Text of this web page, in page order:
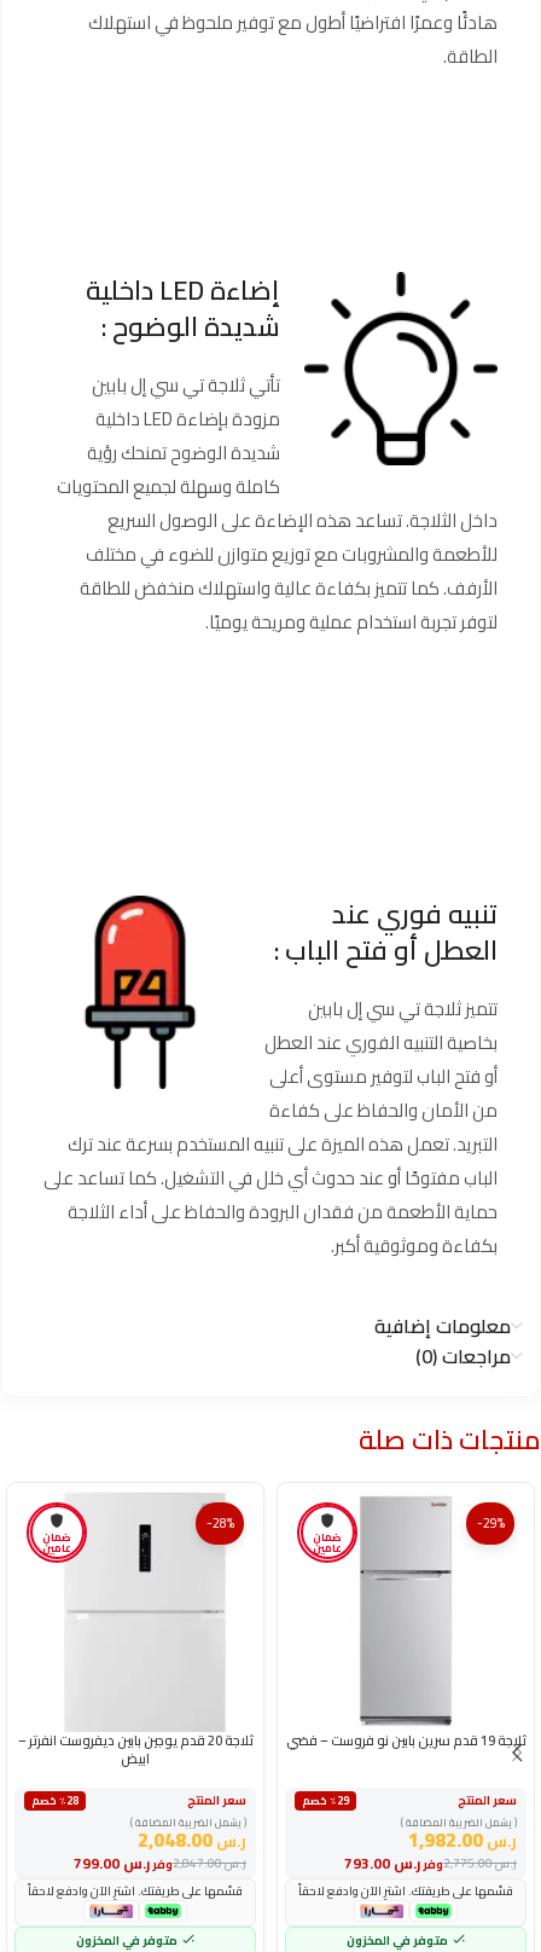
هادئًا وعمرًا افتراضيًا أطول مع توفير ملحوظ في استهلاك
الطاقة.
إضاءة LED داخلية
شديدة الوضوح :
تأتي ثلاجة تي سي إل بابين
مزودة بإضاءة LED داخلية
شديدة الوضوح تمنحك رؤية
كاملة وسهلة لجميع المحتويات
داخل الثلاجة. تساعد هذه الإضاءة على الوصول السريع
للأطعمة والمشروبات مع توزيع متوازن للضوء في مختلف
الأرفف. كما تتميز بكفاءة عالية واستهلاك منخفض للطاقة
لتوفر تجربة استخدام عملية ومريحة يوميًا.
تنبيه فوري عند
العطل أو فتح الباب :
تتميز ثلاجة تي سي إل بابين
بخاصية التنبيه الفوري عند العطل
أو فتح الباب لتوفير مستوى أعلى
من الأمان والحفاظ على كفاءة
التبريد. تعمل هذه الميزة على تنبيه المستخدم بسرعة عند ترك
الباب مفتوحًا أو عند حدوث أي خلل في التشغيل. كما تساعد على
حماية الأطعمة من فقدان البرودة والحفاظ على أداء الثلاجة
بكفاءة وموثوقية أكبر.
معلومات إضافية
مراجعات (0)
منتجات ذات صلة
ضمان
عامين
-29%
ثلاجة 19 قدم سرين بابين نو فروست – فضي
سعر المنتج
٪29 خصم
( يشمل الضريبة المضافة )
ر.س1,982.00
وفرر.س ر.س2,775.00
قسّمها على طريقتك. اشترِ الآن وادفع لاحقاً
متوفر في المخزون
ضمان
عامين
-28%
ثلاجة 20 قدم يوجين بابين ديفروست انفرتر –
ابيض
سعر المنتج
٪28 خصم
( يشمل الضريبة المضافة )
ر.س2,048.00
وفرر.س ر.س2,847.00
قسّمها على طريقتك. اشترِ الآن وادفع لاحقاً
متوفر في المخزون